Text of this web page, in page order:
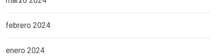
febrero 2024
enero 2024